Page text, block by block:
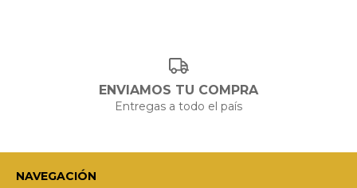
ENVIAMOS TU COMPRA
Entregas a todo el país
NAVEGACIÓN